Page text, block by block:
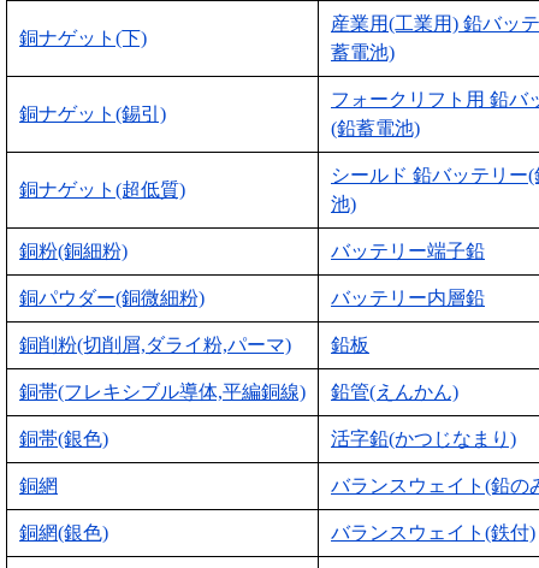
銅ナゲット(下)
産業用(工業用) 鉛バッ
蓄電池)
銅ナゲット(錫引)
フォークリフト用 鉛バ
(鉛蓄電池)
銅ナゲット(超低質)
シールド 鉛バッテリー
池)
銅粉(銅細粉) バッテリー端子鉛
銅パウダー(銅微細粉) バッテリー内層鉛
銅削粉(切削屑,ダライ粉,パーマ) 鉛板
銅帯(フレキシブル導体,平編銅線) 鉛管(えんかん)
銅帯(銀色) 活字鉛(かつじなまり)
銅網 バランスウェイト(鉛の
銅網(銀色) バランスウェイト(鉄付)